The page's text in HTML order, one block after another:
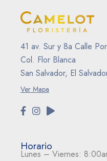
41 av. Sur y 8a Calle
Col. Flor Blanca
San Salvador, El
Ver Mapa
Horario
Lunes – Viernes: